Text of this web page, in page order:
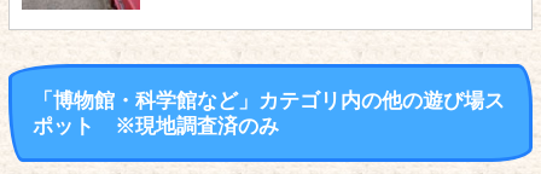
「博物館・科学館など」カテゴリ内の他の遊び場ス
ポット ※現地調査済のみ